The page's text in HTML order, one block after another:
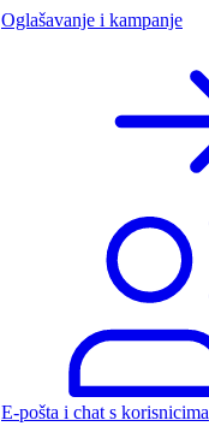
Oglašavanje i kampanje
E-pošta i chat s korisnicima